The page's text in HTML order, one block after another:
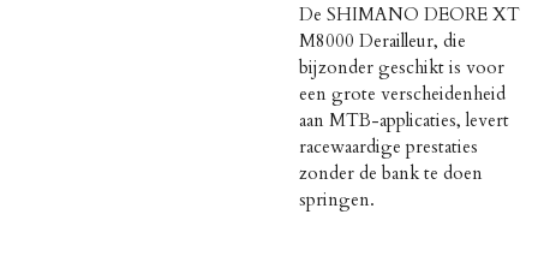
De SHIMANO DEORE XT
M8000 Derailleur, die
bijzonder geschikt is voor
een grote verscheidenheid
aan MTB-applicaties, levert
racewaardige prestaties
zonder de bank te doen
springen.